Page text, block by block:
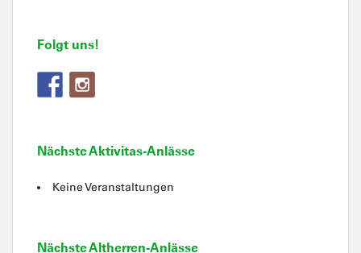
Folgt uns!
Nächste Aktivitas-Anlässe
Keine Veranstaltungen
Nächste Altherren-Anlässe